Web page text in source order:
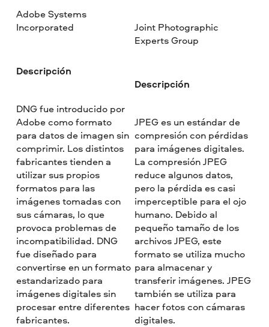
Adobe Systems
Incorporated
Descripción
DNG fue introducido por
Adobe como formato
para datos de imagen sin
comprimir. Los distintos
fabricantes tienden a
utilizar sus propios
formatos para las
imágenes tomadas con
sus cámaras, lo que
provoca problemas de
incompatibilidad. DNG
fue diseñado para
convertirse en un formato
estandarizado para
imágenes digitales sin
procesar entre diferentes
fabricantes.
Joint Photographic
Experts Group
Descripción
JPEG es un estándar de
compresión con pérdidas
para imágenes digitales.
La compresión JPEG
reduce algunos datos,
pero la pérdida es casi
imperceptible para el ojo
humano. Debido al
pequeño tamaño de los
archivos JPEG, este
formato se utiliza mucho
para almacenar y
transferir imágenes. JPEG
también se utiliza para
hacer fotos con cámaras
digitales.